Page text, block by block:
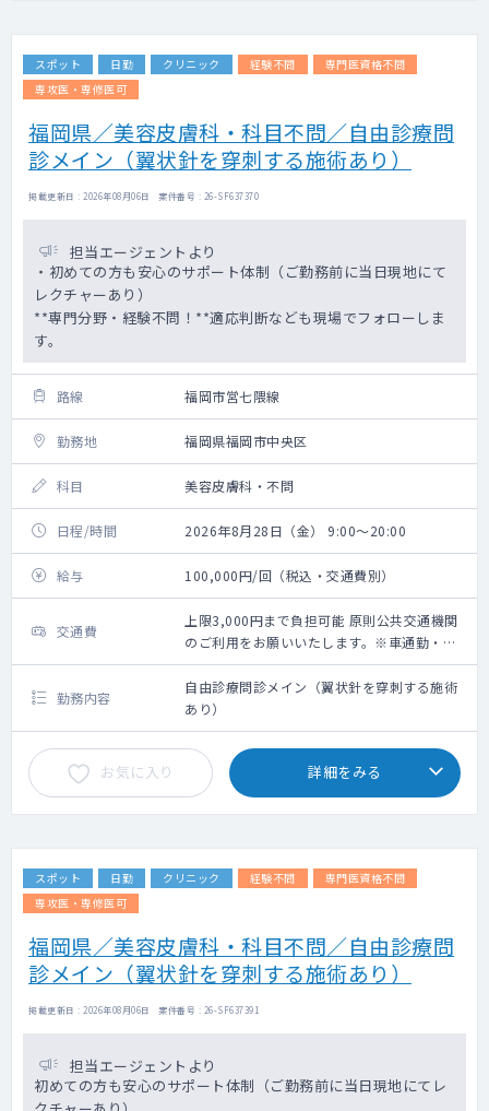
スポット 日勤 クリニック 経験不問
専門医資格不問
専攻医・専修医可
福岡県／美容皮膚科・科目不問／自由診療問
診メイン（翼状針を穿刺する施術あり）
掲載更新日 : 2026年08月06日 案件番号 : 26-SF637370
担当エージェントより
・初めての方も安心のサポート体制（ご勤務前に当日現地にて
レクチャーあり）
**専門分野・経験不問！**適応判断なども現場でフォローしま
す。
路線 福岡市営七隈線
勤務地 福岡県福岡市中央区
科目 美容皮膚科・不問
日程/時間 2026年8月28日（金） 9:00～20:00
給与 100,000円/回（税込・交通費別）
交通費
上限3,000円まで負担可能 原則公共交通機関
のご利用をお願いいたします。※車通勤・タ
クシー利用要相談
勤務内容
自由診療問診メイン（翼状針を穿刺する施術
あり）
お気に入り 詳細をみる
スポット 日勤 クリニック 経験不問
専門医資格不問
専攻医・専修医可
福岡県／美容皮膚科・科目不問／自由診療問
診メイン（翼状針を穿刺する施術あり）
掲載更新日 : 2026年08月06日 案件番号 : 26-SF637391
担当エージェントより
初めての方も安心のサポート体制（ご勤務前に当日現地にてレ